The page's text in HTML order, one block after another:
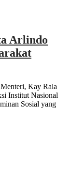
Arlindo
Kay Rala
Institut Nasional
Sosial yang